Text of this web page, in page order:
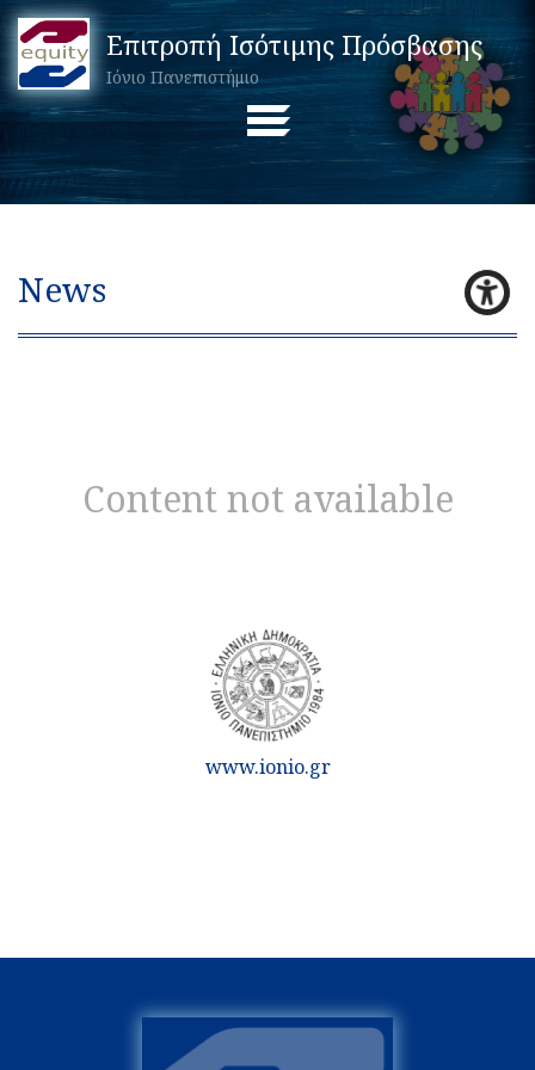
Επιτροπή Ισότιμης Πρόσβασης
Ιόνιο Πανεπιστήμιο
News
Content not available
www.ionio.gr